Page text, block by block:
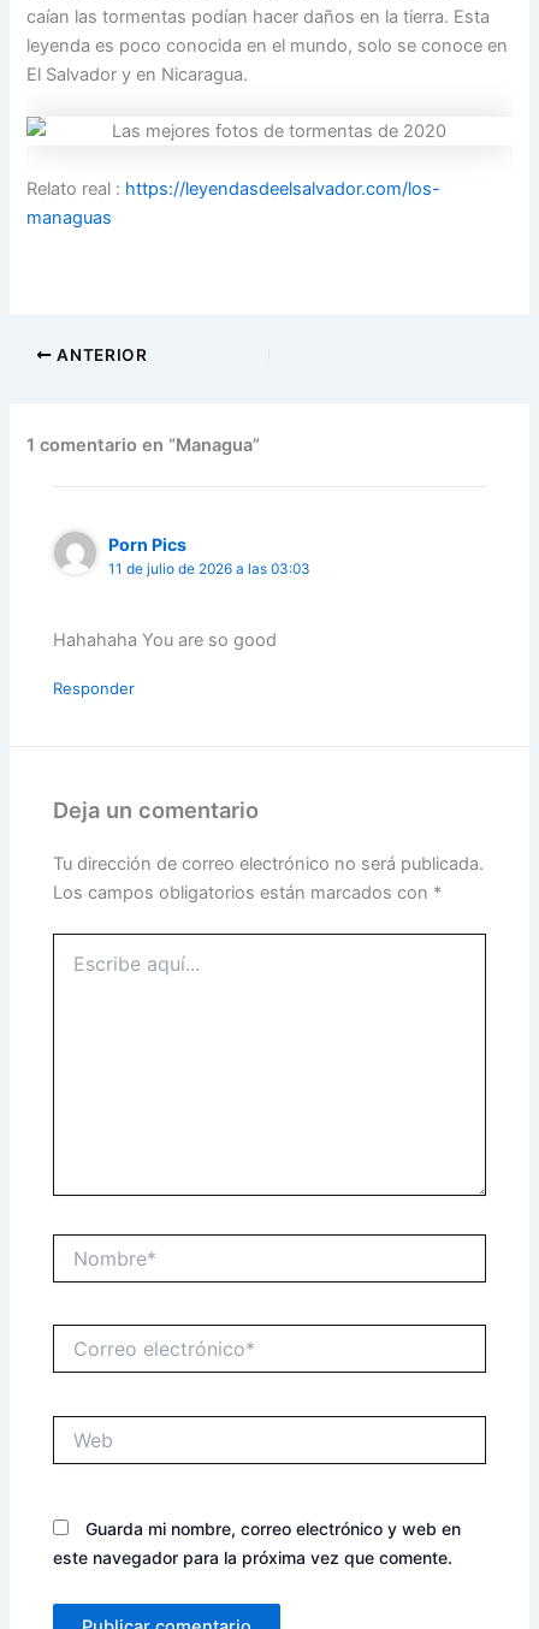
caían las tormentas podían hacer daños en la tierra. Esta
leyenda es poco conocida en el mundo, solo se conoce en
El Salvador y en Nicaragua.
Relato real : https://leyendasdeelsalvador.com/los-
managuas
ANTERIOR
1 comentario en “Managua”
Porn Pics
11 de julio de 2026 a las 03:03
Hahahaha You are so good
Responder
Deja un comentario
Tu dirección de correo electrónico no será publicada.
Los campos obligatorios están marcados con *
aquí...
electrónico*
Guarda mi nombre, correo electrónico y web en
este navegador para la próxima vez que comente.